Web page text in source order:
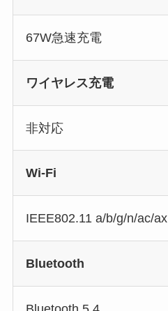
67W急速充電
ワイヤレス充電
非対応
Wi-Fi
IEEE802.11 a/b/g/n/ac/ax
Bluetooth